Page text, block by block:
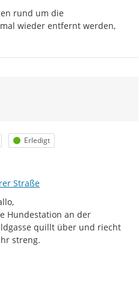
rund um die
wieder entfernt werden,
Status
Erledigt
Straße
Hundestation an der
quillt über und riecht
streng.